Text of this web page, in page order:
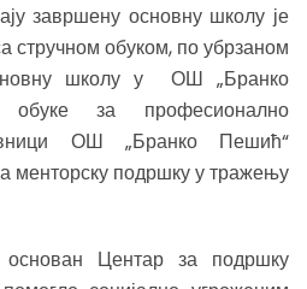
завршену основну школу је
стручном обуком, по убрзаном
школу у ОШ „Бранко
за професионално
ОШ „Бранко Пешић“
менторску подршку у тражењу
основан Центар за подршку